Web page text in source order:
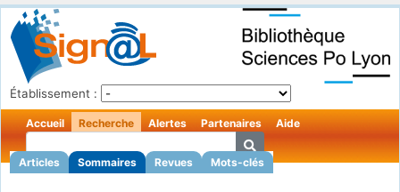
Établissement :
Accueil Recherche
Articles Sommaires Revues Mots-clés
Alertes Partenaires Aide